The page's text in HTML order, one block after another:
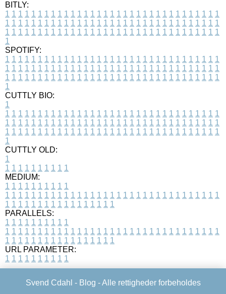
BITLY:
1 1 1 1 1 1 1 1 1 1 1 1 1 1 1 1 1 1 1 1 1 1 1 1 1 1 1 1 1 1 1 1 1
1 1 1 1 1 1 1 1 1 1 1 1 1 1 1 1 1 1 1 1 1 1 1 1 1 1 1 1 1 1 1 1 1
1 1 1 1 1 1 1 1 1 1 1 1 1 1 1 1 1 1 1 1 1 1 1 1 1 1 1 1 1 1 1 1 1
1
SPOTIFY:
1 1 1 1 1 1 1 1 1 1 1 1 1 1 1 1 1 1 1 1 1 1 1 1 1 1 1 1 1 1 1 1 1
1 1 1 1 1 1 1 1 1 1 1 1 1 1 1 1 1 1 1 1 1 1 1 1 1 1 1 1 1 1 1 1 1
1 1 1 1 1 1 1 1 1 1 1 1 1 1 1 1 1 1 1 1 1 1 1 1 1 1 1 1 1 1 1 1 1
1
CUTTLY BIO:
1
1 1 1 1 1 1 1 1 1 1 1 1 1 1 1 1 1 1 1 1 1 1 1 1 1 1 1 1 1 1 1 1 1
1 1 1 1 1 1 1 1 1 1 1 1 1 1 1 1 1 1 1 1 1 1 1 1 1 1 1 1 1 1 1 1 1
1 1 1 1 1 1 1 1 1 1 1 1 1 1 1 1 1 1 1 1 1 1 1 1 1 1 1 1 1 1 1 1 1
1
CUTTLY OLD:
1
1 1 1 1 1 1 1 1 1 1
MEDIUM:
1 1 1 1 1 1 1 1 1 1
1 1 1 1 1 1 1 1 1 1 1 1 1 1 1 1 1 1 1 1 1 1 1 1 1 1 1 1 1 1 1 1 1
1 1 1 1 1 1 1 1 1 1 1 1 1 1 1 1 1
PARALLELS:
1 1 1 1 1 1 1 1 1 1
1 1 1 1 1 1 1 1 1 1 1 1 1 1 1 1 1 1 1 1 1 1 1 1 1 1 1 1 1 1 1 1 1
1 1 1 1 1 1 1 1 1 1 1 1 1 1 1 1 1
URL PARAMETER:
1 1 1 1 1 1 1 1 1 1
Svend Cdahl - Blog - Alle rettigheder forbeholdes